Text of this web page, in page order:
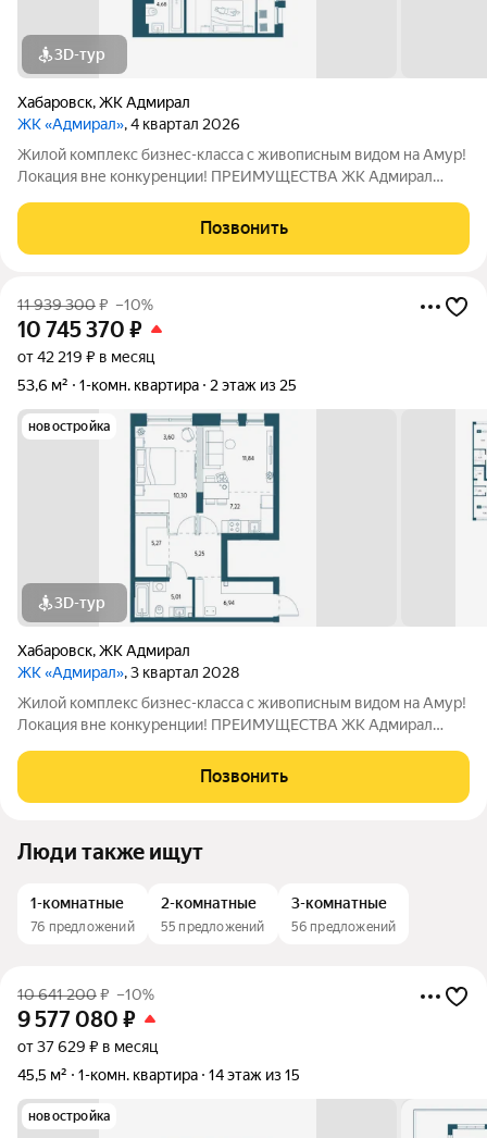
3D-тур
Хабаровск,ЖК Адмирал
ЖК «Адмирал», 4 квартал 2026
Жилой комплекс бизнес-класса с живописным видом на Амур!
Локация вне конкуренции! ПРЕИМУЩЕСТВА ЖК Адмирал
Умный дом Панорамное остекление Собственная набережная
Топовое расположение О ЖИЛОМ
Позвонить
11 939 300₽ –10%
10 745 370 ₽
от 42 219 ₽ в месяц
53,6 м²
1-комн. квартира 2 этаж из 25
новостройка
3D-тур
Хабаровск,ЖК Адмирал
ЖК «Адмирал», 3 квартал 2028
Жилой комплекс бизнес-класса с живописным видом на Амур!
Локация вне конкуренции! ПРЕИМУЩЕСТВА ЖК Адмирал
Умный дом Панорамное остекление Собственная набережная
Топовое расположение О ЖИЛОМ
Позвонить
Люди также ищут
1-комнатные
76 предложений
2-комнатные
55 предложений
3-комнатные
56 предложений
10 641 200₽ –10%
9 577 080 ₽
от 37 629 ₽ в месяц
45,5 м²
1-комн. квартира 14 этаж из 15
новостройка